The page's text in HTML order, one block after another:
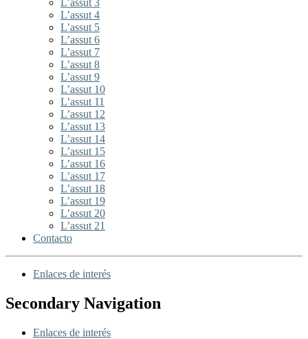
L’assut 4
L’assut 5
L’assut 6
L’assut 7
L’assut 8
L’assut 9
L’assut 10
L’assut 11
L’assut 12
L’assut 13
L’assut 14
L’assut 15
L’assut 16
L’assut 17
L’assut 18
L’assut 19
L’assut 20
L’assut 21
Contacto
Enlaces de interés
Secondary Navigation
Enlaces de interés